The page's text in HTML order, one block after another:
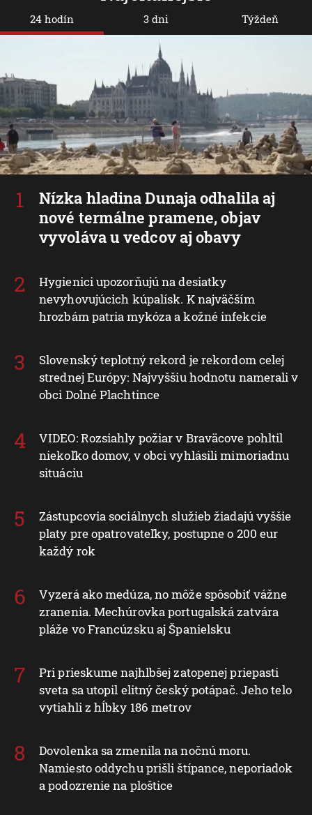
24 hodín
Nízka hladina Dunaja odhalila aj
nové termálne pramene, objav
vyvoláva u vedcov aj obavy
Hygienici upozorňujú na desiatky
nevyhovujúcich kúpalísk. K najväčším
hrozbám patria mykóza a kožné infekcie
Slovenský teplotný rekord je rekordom celej
strednej Európy: Najvyššiu hodnotu namerali v
obci Dolné Plachtince
VIDEO: Rozsiahly požiar v Braväcove pohltil
niekoľko domov, v obci vyhlásili mimoriadnu
situáciu
Zástupcovia sociálnych služieb žiadajú vyššie
platy pre opatrovateľky, postupne o 200 eur
každý rok
Vyzerá ako medúza, no môže spôsobiť vážne
zranenia. Mechúrovka portugalská zatvára
pláže vo Francúzsku aj Španielsku
Pri prieskume najhlbšej zatopenej priepasti
sveta sa utopil elitný český potápač. Jeho telo
vytiahli z hĺbky 186 metrov
Dovolenka sa zmenila na nočnú moru.
Namiesto oddychu prišli štípance, neporiadok
a podozrenie na ploštice
3 dni Týždeň